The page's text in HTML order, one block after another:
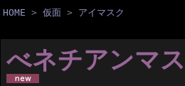
HOME > 仮面 > アイマスク
べネチアンマ